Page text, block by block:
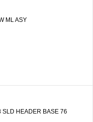
ML ASY
HEADER BASE 76